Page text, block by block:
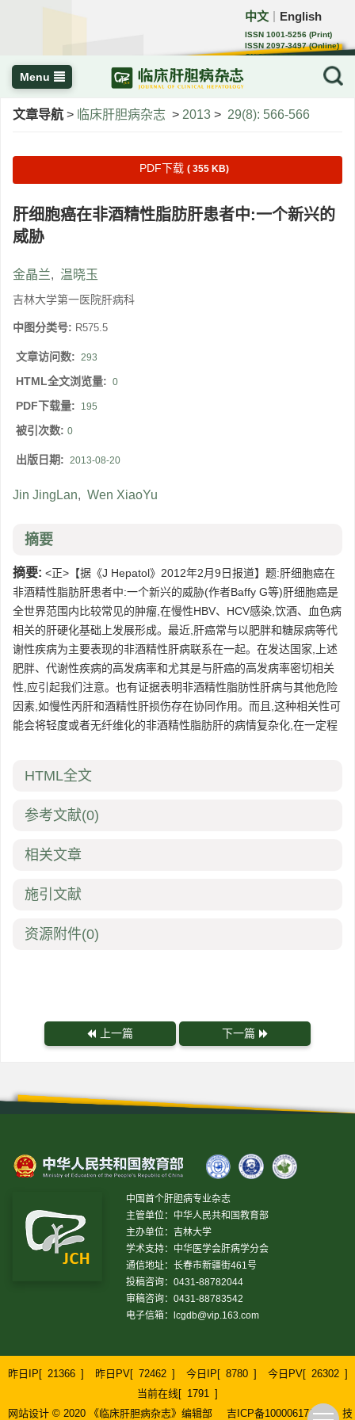
中文 English
ISSN 1001-5256 (Print)
ISSN 2097-3497 (Online)
CN 22-1108/R
Menu
文章导航 > 临床肝胆病杂志 > 2013 > 29(8): 566-566
PDF下载 ( 355 KB)
肝细胞癌在非酒精性脂肪肝患者中:一个新兴的
威胁
金晶兰, 温晓玉
吉林大学第一医院肝病科
中图分类号: R575.5
文章访问数: 293
HTML全文浏览量: 0
PDF下载量: 195
被引次数: 0
出版日期: 2013-08-20
Jin JingLan, Wen XiaoYu
摘要
摘要: <正>【据《J Hepatol》2012年2月9日报道】题:肝细胞癌在
非酒精性脂肪肝患者中:一个新兴的威胁(作者Baffy G等)肝细胞癌是
全世界范围内比较常见的肿瘤,在慢性HBV、HCV感染,饮酒、血色病
相关的肝硬化基础上发展形成。最近,肝癌常与以肥胖和糖尿病等代
谢性疾病为主要表现的非酒精性肝病联系在一起。在发达国家,上述
肥胖、代谢性疾病的高发病率和尤其是与肝癌的高发病率密切相关
性,应引起我们注意。也有证据表明非酒精性脂肪性肝病与其他危险
因素,如慢性丙肝和酒精性肝损伤存在协同作用。而且,这种相关性可
能会将轻度或者无纤维化的非酒精性脂肪肝的病情复杂化,在一定程
HTML全文
参考文献(0)
相关文章
施引文献
资源附件(0)
上一篇 下一篇
中国首个肝胆病专业杂志
主管单位：中华人民共和国教育部
主办单位：吉林大学
学术支持：中华医学会肝病学分会
通信地址：长春市新疆街461号
投稿咨询：0431-88782044
审稿咨询：0431-88783542
电子信箱：
lcgdb@vip.163.com
昨日IP[ 21366 ] 昨日PV[ 72462 ] 今日IP[ 8780 ] 今日PV[ 26302 ]
当前在线[ 1791 ]
网站设计 © 2020 《临床肝胆病杂志》编辑部
吉ICP备10000617号-1 技